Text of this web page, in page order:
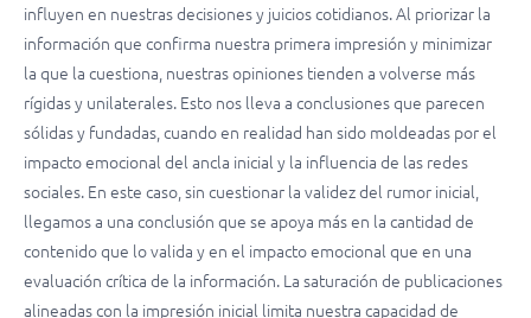
influyen en nuestras decisiones y juicios cotidianos. Al priorizar la
información que confirma nuestra primera impresión y minimizar
la que la cuestiona, nuestras opiniones tienden a volverse más
rígidas y unilaterales. Esto nos lleva a conclusiones que parecen
sólidas y fundadas, cuando en realidad han sido moldeadas por el
impacto emocional del ancla inicial y la influencia de las redes
sociales. En este caso, sin cuestionar la validez del rumor inicial,
llegamos a una conclusión que se apoya más en la cantidad de
contenido que lo valida y en el impacto emocional que en una
evaluación crítica de la información. La saturación de publicaciones
alineadas con la impresión inicial limita nuestra capacidad de